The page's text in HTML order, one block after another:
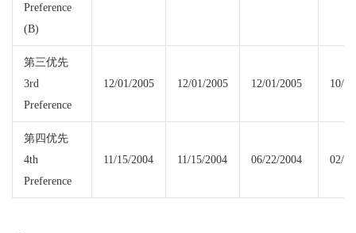
Preference
(B)
第三优先
3rd
Preference
12/01/2005 12/01/2005 12/01/2005 10/
第四优先
4th
Preference
11/15/2004 11/15/2004 06/22/2004 02/